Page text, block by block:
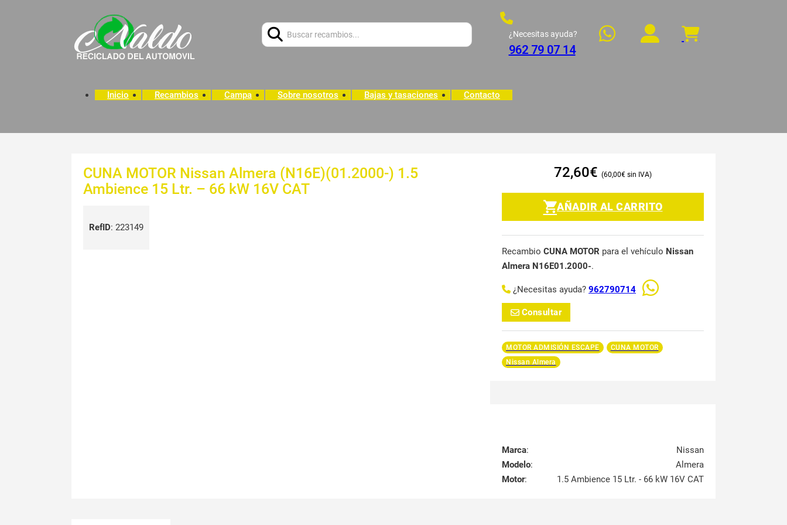
¿Necesitas ayuda?
962 79 07 14
Inicio Recambios Campa Sobre nosotros Bajas y tasaciones Contacto
CUNA MOTOR Nissan Almera (N16E)(01.2000-) 1.5
Ambience 15 Ltr. – 66 kW 16V CAT
RefID: 223149
72,60€ 60,00€
AÑADIR AL CARRITO
Recambio CUNA MOTOR para el vehículo Nissan
Almera N16E01.2000-.
¿Necesitas ayuda? 962790714
Consultar
MOTOR ADMISIÓN ESCAPE
CUNA MOTOR
Nissan Almera
Marca:
Nissan
Modelo:
Almera
Motor: 1.5 Ambience 15 Ltr. - 66 kW 16V CAT